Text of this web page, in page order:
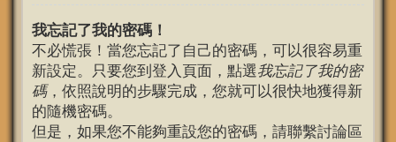
我忘記了我的密碼！
不必慌張！當您忘記了自己的密碼，可以很容易重
新設定。只要您到登入頁面，點選我忘記了我的密
碼，依照說明的步驟完成，您就可以很快地獲得新
的隨機密碼。
但是，如果您不能夠重設您的密碼，請聯繫討論區